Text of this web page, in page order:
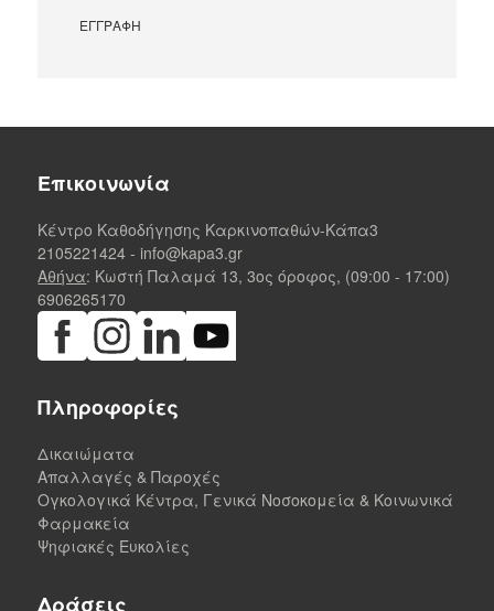
Επικοινωνία
Κέντρο Καθοδήγησης Καρκινοπαθών-Κάπα3
2105221424 - info@kapa3.gr
Αθήνα: Κωστή Παλαμά 13, 3ος όροφος, (09:00 - 17:00)
6906265170
Πληροφορίες
Δικαιώματα
Απαλλαγές & Παροχές
Ογκολογικά Κέντρα, Γενικά Νοσοκομεία & Κοινωνικά
Φαρμακεία
Ψηφιακές Ευκολίες
Δράσεις